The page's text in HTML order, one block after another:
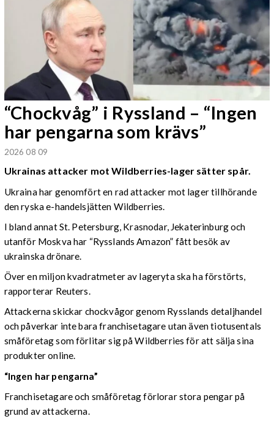
“Chockvåg” i Ryssland – “Ingen
har pengarna som krävs”
2026 08 09
Ukrainas attacker mot Wildberries-lager sätter spår.
Ukraina har genomfört en rad attacker mot lager tillhörande
den ryska e-handelsjätten Wildberries.
I bland annat St. Petersburg, Krasnodar, Jekaterinburg och
utanför Moskva har “Rysslands Amazon” fått besök av
ukrainska drönare.
Över en miljon kvadratmeter av lageryta ska ha förstörts,
rapporterar Reuters.
Attackerna skickar chockvågor genom Rysslands detaljhandel
och påverkar inte bara franchisetagare utan även tiotusentals
småföretag som förlitar sig på Wildberries för att sälja sina
produkter online.
“Ingen har pengarna”
Franchisetagare och småföretag förlorar stora pengar på
grund av attackerna.